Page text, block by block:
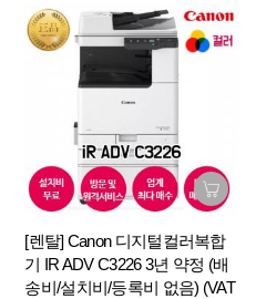
[렌탈] Canon 디지털컬러복합
기 IR ADV C3226 3년 약정 (배
송비/설치비/등록비 없음) (VAT